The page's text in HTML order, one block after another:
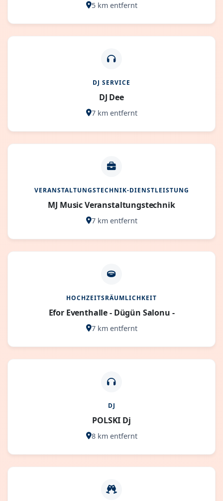
5 km entfernt
DJ SERVICE
DJ Dee
7 km entfernt
VERANSTALTUNGSTECHNIK-DIENSTLEISTUNG
MJ Music Veranstaltungstechnik
7 km entfernt
HOCHZEITSRÄUMLICHKEIT
Efor Eventhalle - Dügün Salonu -
7 km entfernt
DJ
POLSKI Dj
8 km entfernt